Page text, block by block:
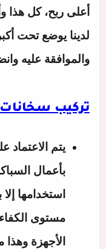
أعلى ربح، كل هذا
لدينا يوضع تحت
والموافقة عليه
تركيب
يتم
بأعمال
استخدامها
مستوى
الأجهزة